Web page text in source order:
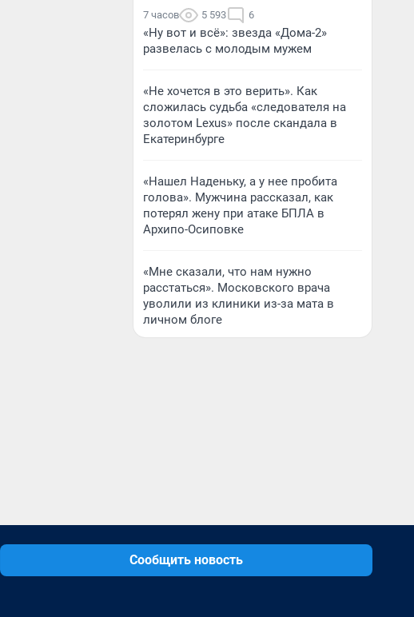
7 часов 5 593 6
«Ну вот и всё»: звезда «Дома-2»
развелась с молодым мужем
«Не хочется в это верить». Как
сложилась судьба «следователя на
золотом Lexus» после скандала в
Екатеринбурге
«Нашел Наденьку, а у нее пробита
голова». Мужчина рассказал, как
потерял жену при атаке БПЛА в
Архипо-Осиповке
«Мне сказали, что нам нужно
расстаться». Московского врача
уволили из клиники из-за мата в
личном блоге
Сообщить новость